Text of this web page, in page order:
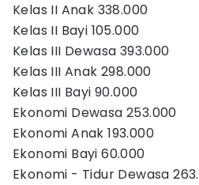
Kelas II Anak 338.000
Kelas II Bayi 105.000
Kelas III Dewasa 393.000
Kelas III Anak 298.000
Kelas III Bayi 90.000
Ekonomi Dewasa 253.000
Ekonomi Anak 193.000
Ekonomi Bayi 60.000
Ekonomi - Tidur Dewasa